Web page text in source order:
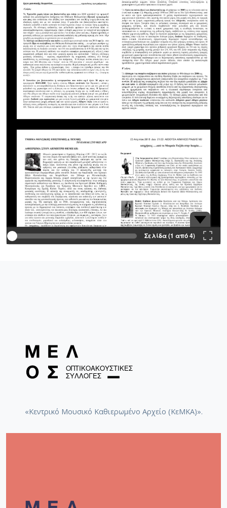
Σελίδα (1 από 4)
«Κεντρικό Μουσικό Καθιερωμένο Αρχείο (ΚεΜΚΑ)».